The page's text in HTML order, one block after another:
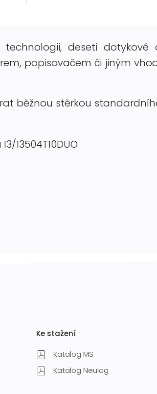
technologii, deseti
popisovačem či jiným
běžnou stěrkou
13504T10DUO
Ke stažení
Katalog MS
Katalog Neulog